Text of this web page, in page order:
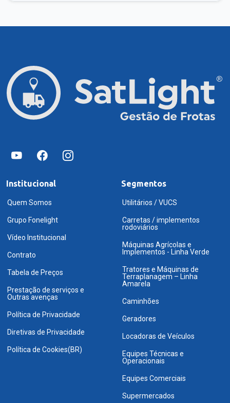
Institucional
Quem Somos
Grupo Fonelight
Vídeo Institucional
Contrato
Tabela de Preços
Prestação de serviços e
Outras avenças
Política de Privacidade
Diretivas de Privacidade
Política de Cookies(BR)
Segmentos
Utilitários / VUCS
Carretas / implementos
rodoviários
Máquinas Agrícolas e
Implementos - Linha Verde
Tratores e Máquinas de
Terraplanagem – Linha
Amarela
Caminhões
Geradores
Locadoras de Veículos
Equipes Técnicas e
Operacionais
Equipes Comerciais
Supermercados